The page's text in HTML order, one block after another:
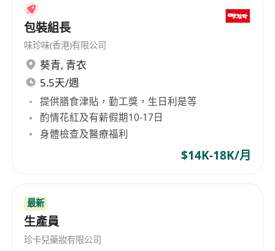
emphasizes diversity, offering various types of
positions such as proofreader and plate setter,
paper barcode printing production department
manager, senior workshop assistant, and digital
printer operator. Champion Design and Printing
Company Limited has built a good reputation in
the industry with its comprehensive services
and high-quality products.
包裝組長
味珍味(香港)有限公司
葵青, 青衣
5.5天/週
提供膳食津貼，勤工獎，生日利是等
酌情花紅及有薪假期10-17日
身體檢查及醫療福利
$14K-18K/月
最新
生產員
珍卡兒藥妝有限公司